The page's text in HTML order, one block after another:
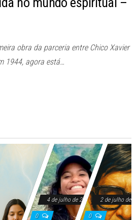
obra da parceria entre Chico Xavier
1944, agora está…
4 de julho de 2025
0
2 de julho de
0